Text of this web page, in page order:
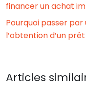
financer un achat
Pourquoi passer
l’obtention d’un prêt
Articles